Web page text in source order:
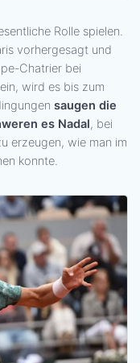
Rolle spielen.
vorhergesagt und
Chatrier bei
wird es bis zum
saugen die
es Nadal, bei
erzeugen, wie man im
konnte.